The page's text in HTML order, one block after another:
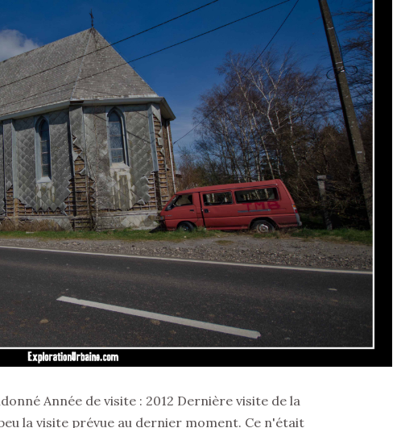
Année de visite : 2012 Dernière visite de la
la visite prévue au dernier moment. Ce n'était